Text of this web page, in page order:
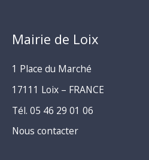
Mairie de Loix
1 Place du Marché
17111 Loix – FRANCE
Tél. 05 46 29 01 06
Nous contacter